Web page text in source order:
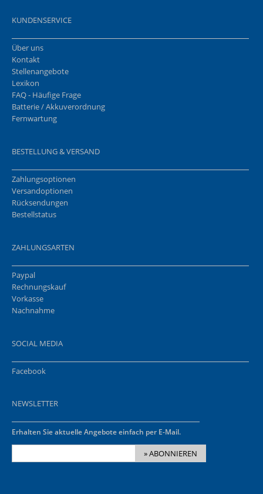
KUNDENSERVICE
Über uns
Kontakt
Stellenangebote
Lexikon
FAQ - Häufige Frage
Batterie / Akkuverordnung
Fernwartung
BESTELLUNG & VERSAND
Zahlungsoptionen
Versandoptionen
Rücksendungen
Bestellstatus
ZAHLUNGSARTEN
Paypal
Rechnungskauf
Vorkasse
Nachnahme
SOCIAL MEDIA
Facebook
NEWSLETTER
Erhalten Sie aktuelle Angebote einfach per E-Mail.
» ABONNIEREN